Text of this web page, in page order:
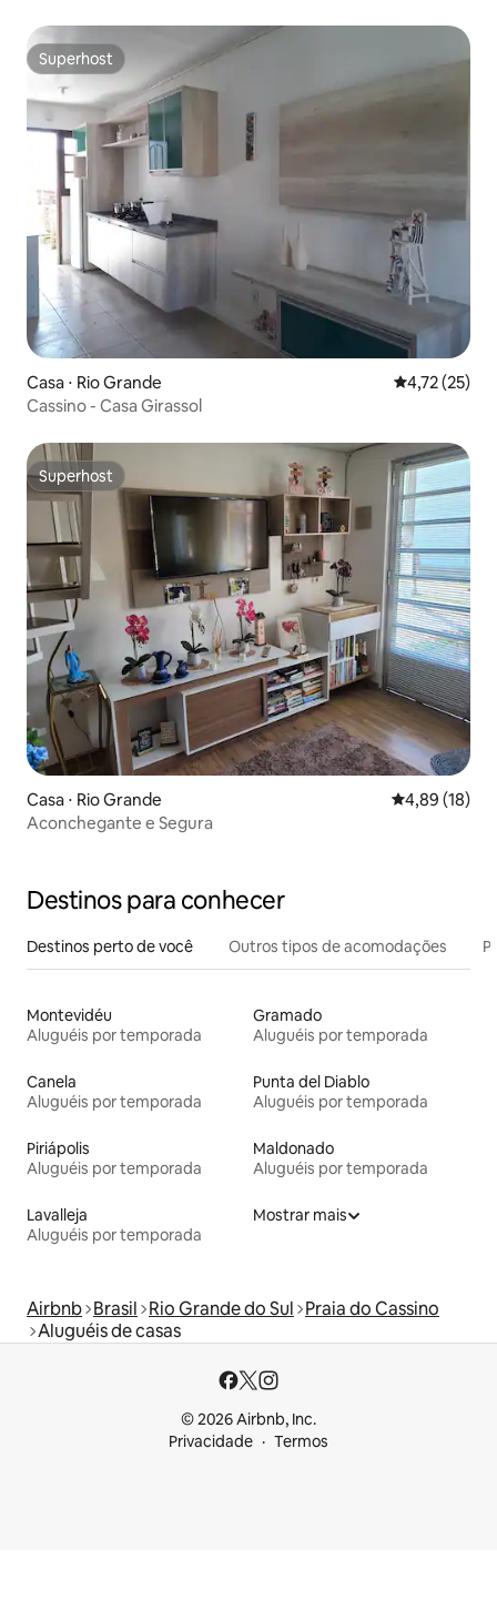
Superhost
Superhost
Casa ⋅ Rio Grande 4,72 de uma
4,72 (25)
Cassino - Casa Girassol
Superhost
Superhost
Casa ⋅ Rio Grande 4,89 de uma
4,89 (18)
Aconchegante e Segura
Destinos para conhecer
Destinos perto de você Outros tipos de acomodações
Montevidéu
Aluguéis por temporada
Gramado
Aluguéis por temporada
Canela
Aluguéis por temporada
Punta del Diablo
Aluguéis por temporada
Piriápolis
Aluguéis por temporada
Maldonado
Aluguéis por temporada
Lavalleja
Aluguéis por temporada
Mostrar mais
Airbnb Brasil Rio Grande do Sul Praia do Cassino
Aluguéis de casas
© 2026 Airbnb, Inc.
Privacidade
Termos